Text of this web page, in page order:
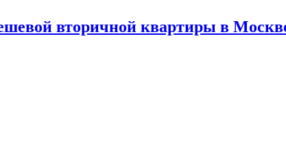
вторичной квартиры в